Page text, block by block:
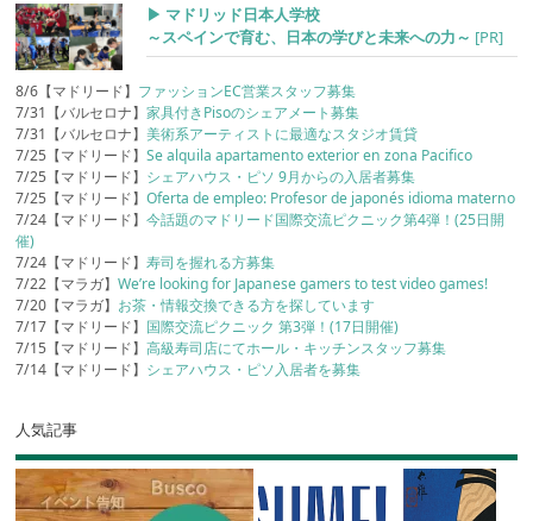
▶︎ マドリッド日本人学校
～スペインで育む、日本の学びと未来への力～ [PR]
8/6【マドリード】 ファッションEC営業スタッフ募集
7/31【バルセロナ】家具付きPisoのシェアメート募集
7/31【バルセロナ】美術系アーティストに最適なスタジオ賃貸
7/25【マドリード】Se alquila apartamento exterior en zona Pacifico
7/25【マドリード】 シェアハウス・ピソ 9月からの入居者募集
7/25【マドリード】Oferta de empleo: Profesor de japonés idioma materno
7/24【マドリード】今話題のマドリード国際交流ピクニック第4弾！(25日開
催)
7/24【マドリード】寿司を握れる方募集
7/22【マラガ】We’re looking for Japanese gamers to test video games!
7/20【マラガ】 お茶・情報交換できる方を探しています
7/17【マドリード】 国際交流ピクニック 第3弾！(17日開催)
7/15【マドリード】高級寿司店にてホール・キッチンスタッフ募集
7/14【マドリード】 シェアハウス・ピソ入居者を募集
人気記事